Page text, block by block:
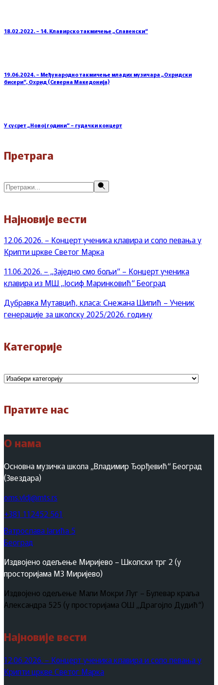
18.02.2022. – 14. Клавирско такмичење „Славенски“
19.06.2024. – Међународно такмичење младих музичара „Охридски
бисери“, Охрид (Северна Македонија)
У сусрет „Новој години“ – гудачки концерт
Претрага
Претражи
Најновије вести
12.06.2026. – Концерт ученика клавира и соло певања у
Крипти цркве Светог Марка
11.06.2026. – „Заједно смо бољи“ – Концерт ученика
клавира из МШ „Јосиф Маринковић“ Београд
Дубравка Мутавџић, класа: Снежана Шипић – Ученик
генерације за школску 2025/2026. годину
Категорије
Категорије
Пратите нас
О нама
Основна музичка школа „Владимир Ђорђевић“ Београд
(Звездара)
oms.vldj@mts.rs
+381 112452 561
Ватрослава Јагића 5
Београд
Издвојено одељење Миријево – Школски трг 2 (у
просторијама МЗ Миријево)
Издвојено одељење Мали Мокри Луг – Булевар краља
Александра 525 (у просторијама ОШ „Драгојло Дудић“)
Најновије вести
12.06.2026. – Концерт ученика клавира и соло певања у
Крипти цркве Светог Марка